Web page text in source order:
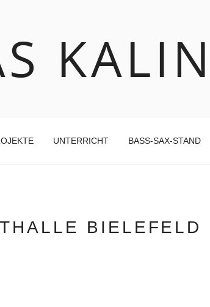
UNTERRICHT BASS-SAX-STAND
BIELEFELD